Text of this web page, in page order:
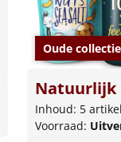
Oude collectie
Natuurlijk
Inhoud: 5
Voorraad: